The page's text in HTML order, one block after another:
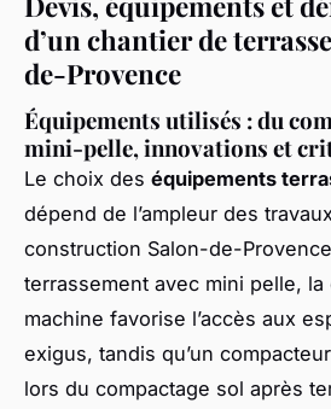
d’un chantier de
de-Provence
Équipements utilisés : du
mini-pelle, innovations et
Le choix des équipements
dépend de l’ampleur des
construction Salon-de-
terrassement avec mini pelle, la
machine favorise l’accès aux
exigus, tandis qu’un
lors du compactage sol après